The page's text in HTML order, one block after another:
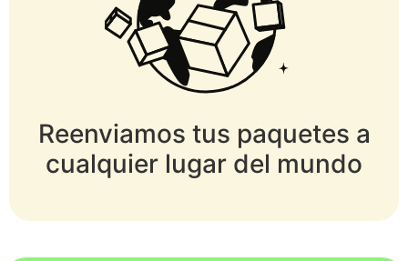
Reenviamos tus paquetes a
cualquier lugar del mundo